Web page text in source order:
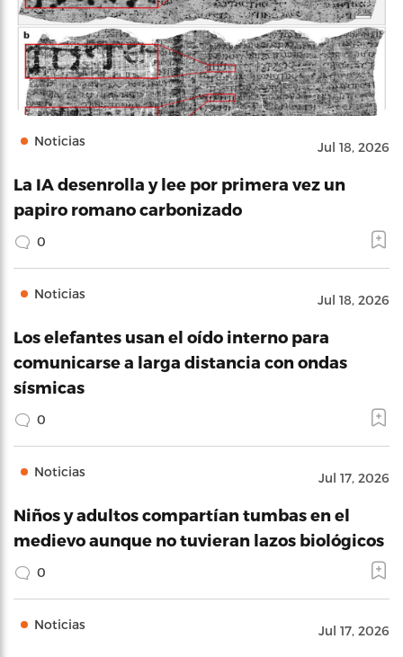
Noticias Jul 18, 2026
La IA desenrolla y lee por primera vez un
papiro romano carbonizado
0
Noticias Jul 18, 2026
Los elefantes usan el oído interno para
comunicarse a larga distancia con ondas
sísmicas
0
Noticias Jul 17, 2026
Niños y adultos compartían tumbas en el
medievo aunque no tuvieran lazos biológicos
0
Noticias Jul 17, 2026